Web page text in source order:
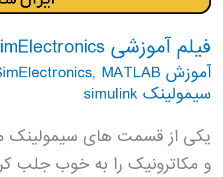
فیلم آموزشی simElectronics در simulink
آموزش SimElectronics , MATLAB متلب
سیمولینک simulink
یکی از قسمت های سیمولینک